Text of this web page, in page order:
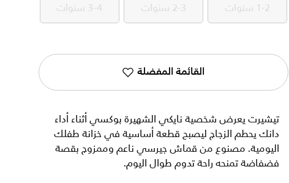
1-2 سنوات 1-2 سنوات 2-3 سنوات 2-3 سنوات 3-4 سنوات 3-4 سنوات
القائمة المفضلة
تيشيرت يعرض شخصية نايكي الشهيرة بوكسي أثناء أداء
دانك يحطم الزجاج ليصبح قطعة أساسية في خزانة طفلك
اليومية. مصنوع من قماش جيرسي ناعم وممزوج بقصة
فضفاضة تمنحه راحة تدوم طوال اليوم.